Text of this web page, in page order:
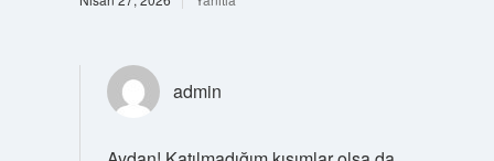
admin